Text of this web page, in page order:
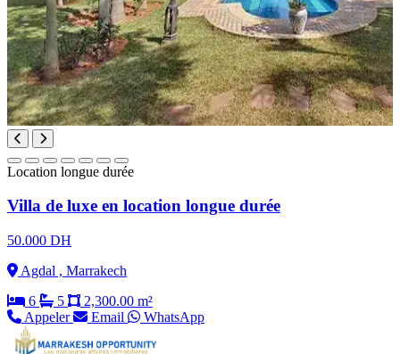
Location longue durée
Villa de luxe en location longue durée
50.000 DH
Agdal , Marrakech
6
5
2,300.00 m²
Appeler
Email WhatsApp